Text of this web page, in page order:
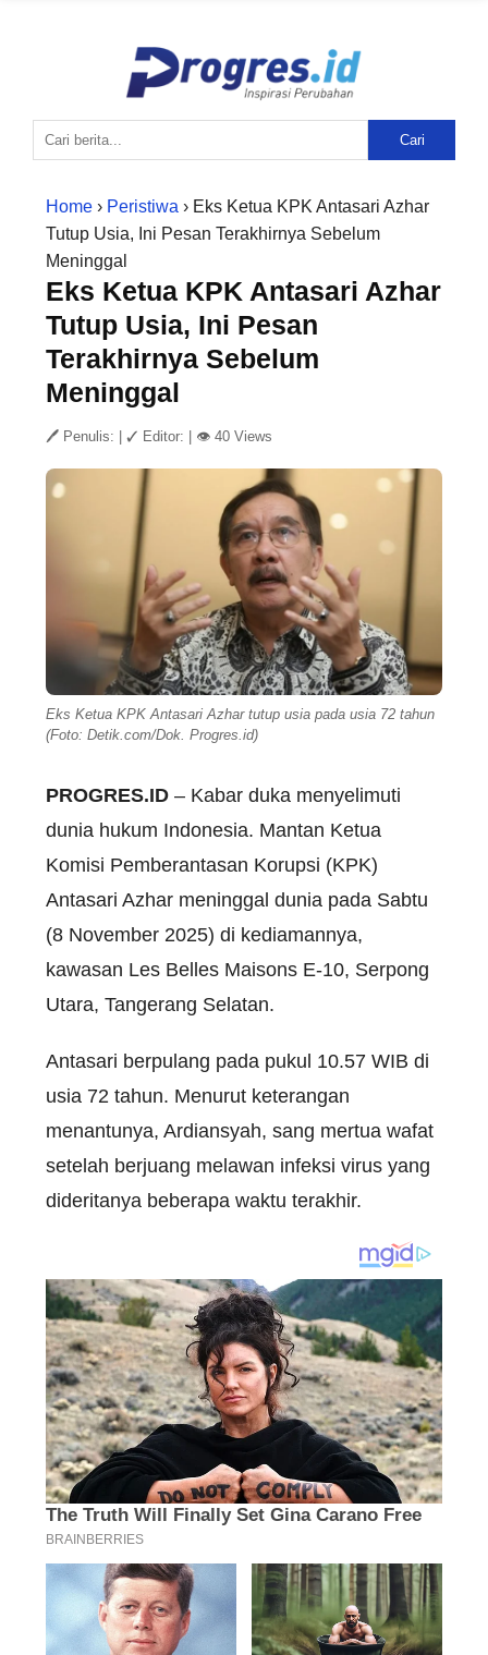
Cari
Home › Peristiwa › Eks Ketua KPK Antasari Azhar
Tutup Usia, Ini Pesan Terakhirnya Sebelum
Meninggal
Eks Ketua KPK Antasari Azhar
Tutup Usia, Ini Pesan
Terakhirnya Sebelum
Meninggal
🖊 Penulis: ✓ Editor: 👁 40 Views
Eks Ketua KPK Antasari Azhar tutup usia pada usia 72 tahun
(Foto: Detik.com/Dok. Progres.id)
PROGRES.ID – Kabar duka menyelimuti
dunia hukum Indonesia. Mantan Ketua
Komisi Pemberantasan Korupsi (KPK)
Antasari Azhar meninggal dunia pada Sabtu
(8 November 2025) di kediamannya,
kawasan Les Belles Maisons E-10, Serpong
Utara, Tangerang Selatan.
Antasari berpulang pada pukul 10.57 WIB di
usia 72 tahun. Menurut keterangan
menantunya, Ardiansyah, sang mertua wafat
setelah berjuang melawan infeksi virus yang
dideritanya beberapa waktu terakhir.